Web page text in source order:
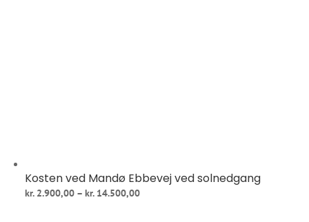
Kosten ved Mandø Ebbevej ved solnedgang
kr.2.900,00 – kr.14.500,00Prisinterval: